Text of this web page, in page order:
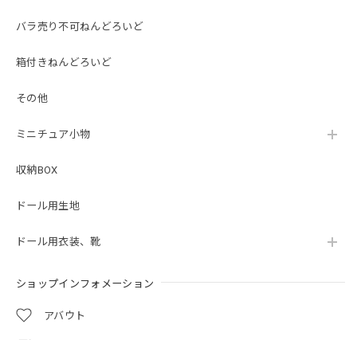
バラ売り不可ねんどろいど
箱付きねんどろいど
その他
ミニチュア小物
収納BOX
ドール用生地
ドール用衣装、靴
ショップインフォメーション
アバウト